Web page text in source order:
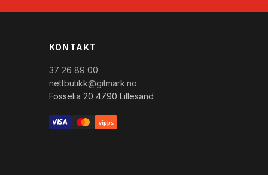
KONTAKT
37 26 89 00
nettbutikk@gitmark.no
Fosselia 20 4790 Lillesand
vipps